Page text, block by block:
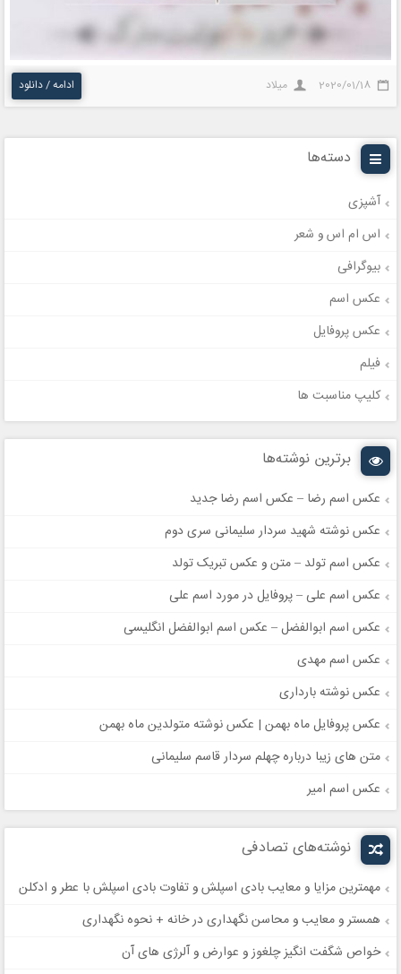
2020/01/18 میلاد ادامه / دانلود
دسته‌ها
آشپزی
اس ام اس و شعر
بیوگرافی
عکس اسم
عکس پروفایل
فیلم
کلیپ مناسبت ها
برترین نوشته‌ها
عکس اسم رضا – عکس اسم رضا جدید
عکس نوشته شهید سردار سلیمانی سری دوم
عکس اسم تولد – متن و عکس تبریک تولد
عکس اسم علی – پروفایل در مورد اسم علی
عکس اسم ابوالفضل – عکس اسم ابوالفضل انگلیسی
عکس اسم مهدی
عکس نوشته بارداری
عکس پروفایل ماه بهمن | عکس نوشته متولدین ماه بهمن
متن های زیبا درباره چهلم سردار قاسم سلیمانی
عکس اسم امیر
نوشته‌های تصادفی
مهمترین مزایا و معایب بادی اسپلش و تفاوت بادی اسپلش با عطر و ادکلن
همستر و معایب و محاسن نگهداری در خانه + نحوه نگهداری
خواص شگفت انگیز چلغوز و عوارض و آلرژی های آن